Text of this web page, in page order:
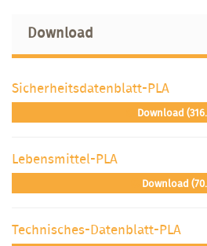
Download
Sicherheitsdatenblatt-PLA
Download
Lebensmittel-PLA
Download
Technisches-Datenblatt-PLA